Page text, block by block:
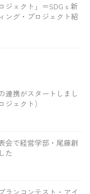
ジェクト」＝SDGｓ新
ング・プロジェクト紹
連携がスタートしまし
ェクト）
会で経営学部・尾藤創
た
ランコンテスト・アイ